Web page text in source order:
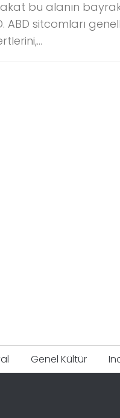
bu alanın bayrak
ABD sitcomları
Genel Kültür